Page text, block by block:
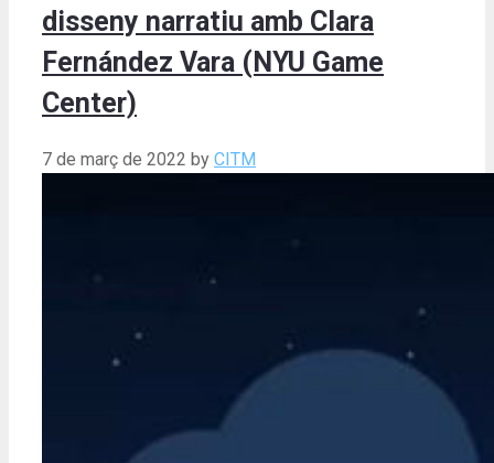
disseny narratiu amb Clara
Fernández Vara (NYU Game
Center)
7 de març de 2022 by CITM